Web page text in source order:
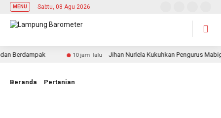
MENU Sabtu, 08 Agu 2026
10 jam lalu Jihan Nurlela Kukuhkan Pengurus Mabigus
Beranda Pertanian